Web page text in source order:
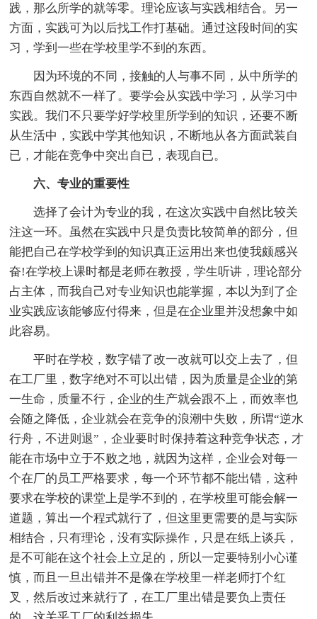
践，那么所学的就等零。理论应该与实践相结合。另一
方面，实践可为以后找工作打基础。通过这段时间的实
习，学到一些在学校里学不到的东西。
因为环境的不同，接触的人与事不同，从中所学的
东西自然就不一样了。要学会从实践中学习，从学习中
实践。我们不只要学好学校里所学到的知识，还要不断
从生活中，实践中学其他知识，不断地从各方面武装自
已，才能在竞争中突出自已，表现自已。
六、专业的重要性
选择了会计为专业的我，在这次实践中自然比较关
注这一环。虽然在实践中只是负责比较简单的部分，但
能把自己在学校学到的知识真正运用出来也使我颇感兴
奋!在学校上课时都是老师在教授，学生听讲，理论部分
占主体，而我自己对专业知识也能掌握，本以为到了企
业实践应该能够应付得来，但是在企业里并没想象中如
此容易。
平时在学校，数字错了改一改就可以交上去了，但
在工厂里，数字绝对不可以出错，因为质量是企业的第
一生命，质量不行，企业的生产就会跟不上，而效率也
会随之降低，企业就会在竞争的浪潮中失败，所谓“逆水
行舟，不进则退”，企业要时时保持着这种竞争状态，才
能在市场中立于不败之地，就因为这样，企业会对每一
个在厂的员工严格要求，每一个环节都不能出错，这种
要求在学校的课堂上是学不到的，在学校里可能会解一
道题，算出一个程式就行了，但这里更需要的是与实际
相结合，只有理论，没有实际操作，只是在纸上谈兵，
是不可能在这个社会上立足的，所以一定要特别小心谨
慎，而且一旦出错并不是像在学校里一样老师打个红
叉，然后改过来就行了，在工厂里出错是要负上责任